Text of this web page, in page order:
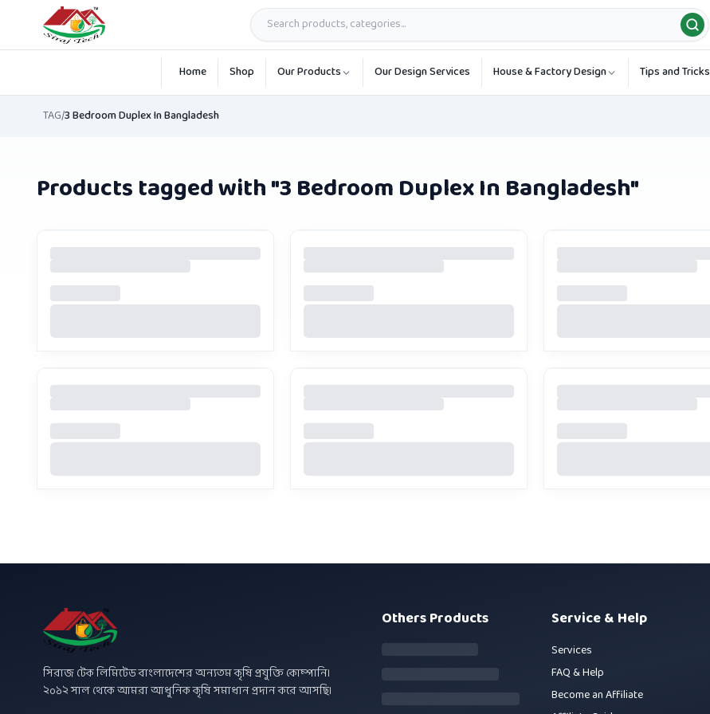
Skip to main content
Home Shop Our Products Our Design Services House & Factory Design Tips and Tricks
TAG/3 Bedroom Duplex In Bangladesh
Products tagged with "3 Bedroom Duplex In Bangladesh"
সিরাজ টেক লিমিটেড বাংলাদেশের অন্যতম কৃষি প্রযুক্তি কোম্পানি।
২০১২ সাল থেকে আমরা আধুনিক কৃষি সমাধান প্রদান করে আসছি।
Others Products Service & Help
Services
FAQ & Help
Become an Affiliate